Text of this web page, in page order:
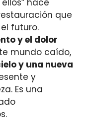
hace
que
futuro.
y el dolor
mundo caído,
y una nueva
y
Es una